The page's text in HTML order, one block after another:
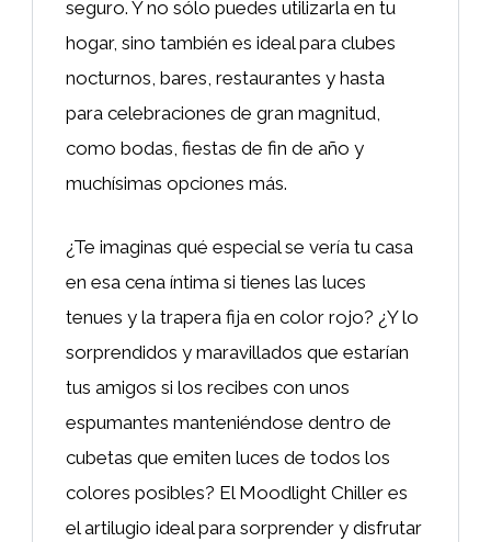
seguro. Y no sólo puedes utilizarla en tu
hogar, sino también es ideal para clubes
nocturnos, bares, restaurantes y hasta
para celebraciones de gran magnitud,
como bodas, fiestas de fin de año y
muchísimas opciones más.
¿Te imaginas qué especial se vería tu casa
en esa cena íntima si tienes las luces
tenues y la trapera fija en color rojo? ¿Y lo
sorprendidos y maravillados que estarían
tus amigos si los recibes con unos
espumantes manteniéndose dentro de
cubetas que emiten luces de todos los
colores posibles? El Moodlight Chiller es
el artilugio ideal para sorprender y disfrutar